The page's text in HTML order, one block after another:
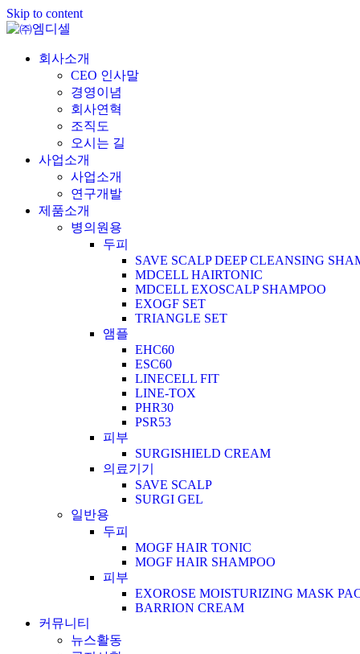
Skip to content
회사소개
CEO 인사말
경영이념
회사연혁
조직도
오시는 길
사업소개
사업소개
연구개발
제품소개
병의원용
두피
SAVE SCALP DEEP CLEANSING
MDCELL HAIRTONIC
MDCELL EXOSCALP SHAMPOO
EXOGF SET
TRIANGLE SET
앰플
EHC60
ESC60
LINECELL FIT
LINE-TOX
PHR30
PSR53
피부
SURGISHIELD CREAM
의료기기
SAVE SCALP
SURGI GEL
일반용
두피
MOGF HAIR TONIC
MOGF HAIR SHAMPOO
피부
EXOROSE MOISTURIZING MASK
BARRION CREAM
커뮤니티
뉴스활동